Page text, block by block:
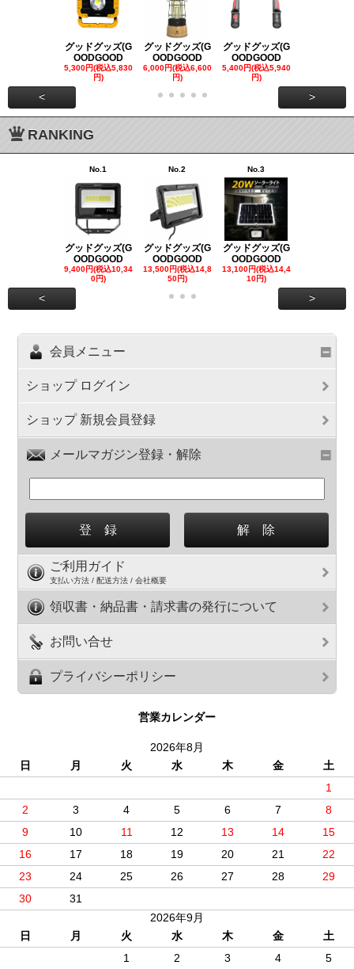
グッドグッズ(G
OODGOOD
5,300円(税込5,830
円)
グッドグッズ(G
OODGOOD
6,000円(税込6,600
円)
グッドグッズ(G
OODGOOD
5,400円(税込5,940
円)
< >
RANKING
No.1
グッドグッズ(G
OODGOOD
9,400円(税込10,34
0円)
No.2
グッドグッズ(G
OODGOOD
13,500円(税込14,8
50円)
No.3
グッドグッズ(G
OODGOOD
13,100円(税込14,4
10円)
< >
会員メニュー
ショップ ログイン
ショップ 新規会員登録
メールマガジン登録・解除
ご利用ガイド
支払い方法 / 配送方法 / 会社概要
領収書・納品書・請求書の発行について
お問い合せ
プライバシーポリシー
営業カレンダー
2026年8月
日
月 火 水 木 金
土
1
2
3 4 5 6 7
8
9
10 11 12 13 14
15
16
17 18 19 20 21
22
23
24 25 26 27 28
29
30
31
2026年9月
日
月 火 水 木 金
土
1
2 3 4 5